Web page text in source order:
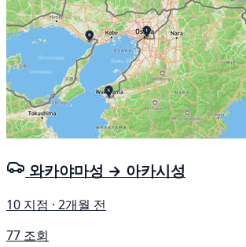
와카야마성 → 아카시성
10 지점 · 2개월 전
77 조회